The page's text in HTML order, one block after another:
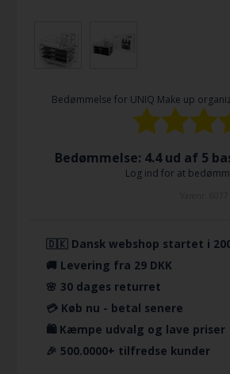
Bedømmelse for UNIQ Make up
Bedømmelse: 4.4 ud af 5
Log ind for at
🇩🇰 Dansk webshop startet i
🚚 Levering fra 29 DKK
🌸 30 dages returret
💳 Køb nu - betal senere
🛍️ Kæmpe udvalg og lave priser
🎉 500.0000+ tilfredse kunder